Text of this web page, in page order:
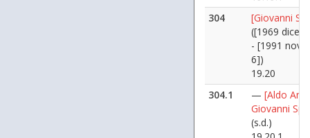
304
[Giovanni
([1969
- [1991
6])
19.20
304.1
— [Aldo
Giovanni
(s.d.)